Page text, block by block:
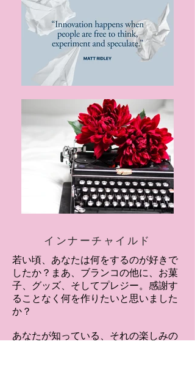
インナーチャイルド
若い頃、あなたは何をするのが好きで
したか？まあ、ブランコの他に、お菓
子、グッズ、そしてプレジー。感謝す
ることなく何を作りたいと思いました
か？
あなたが知っている、それの楽しみの